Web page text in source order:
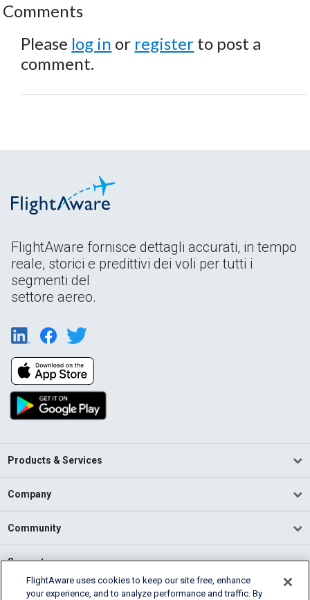
Comments
Please log in or register to post a
comment.
FlightAware fornisce dettagli accurati, in tempo
reale, storici e predittivi dei voli per tutti i
segmenti del
settore aereo.
Products & Services
Company
Community
Support
English (USA)
FlightAware uses cookies to keep our site free, enhance
your experience, and to analyze performance and traffic. By